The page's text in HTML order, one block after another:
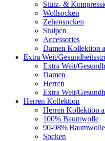
Stütz- &
Wollsocken
Zehensocken
Stulpen
Accessories
Damen Kollektion
Extra Weit/
Extra Weit/
Damen
Herren
Extra Weit/
Herren Kollektion
Herren Kollektion
100% Baumwolle
90-98% Baumwolle
Socken